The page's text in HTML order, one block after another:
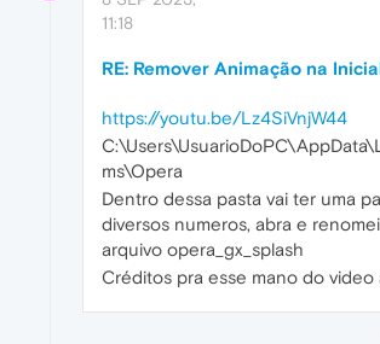
11:18
RE: Remover Animação na
https://youtu.be/Lz4SiVnjW44
ms\Opera
Dentro dessa pasta vai ter uma
diversos numeros, abra e
arquivo opera_gx_splash
Créditos pra esse mano do video